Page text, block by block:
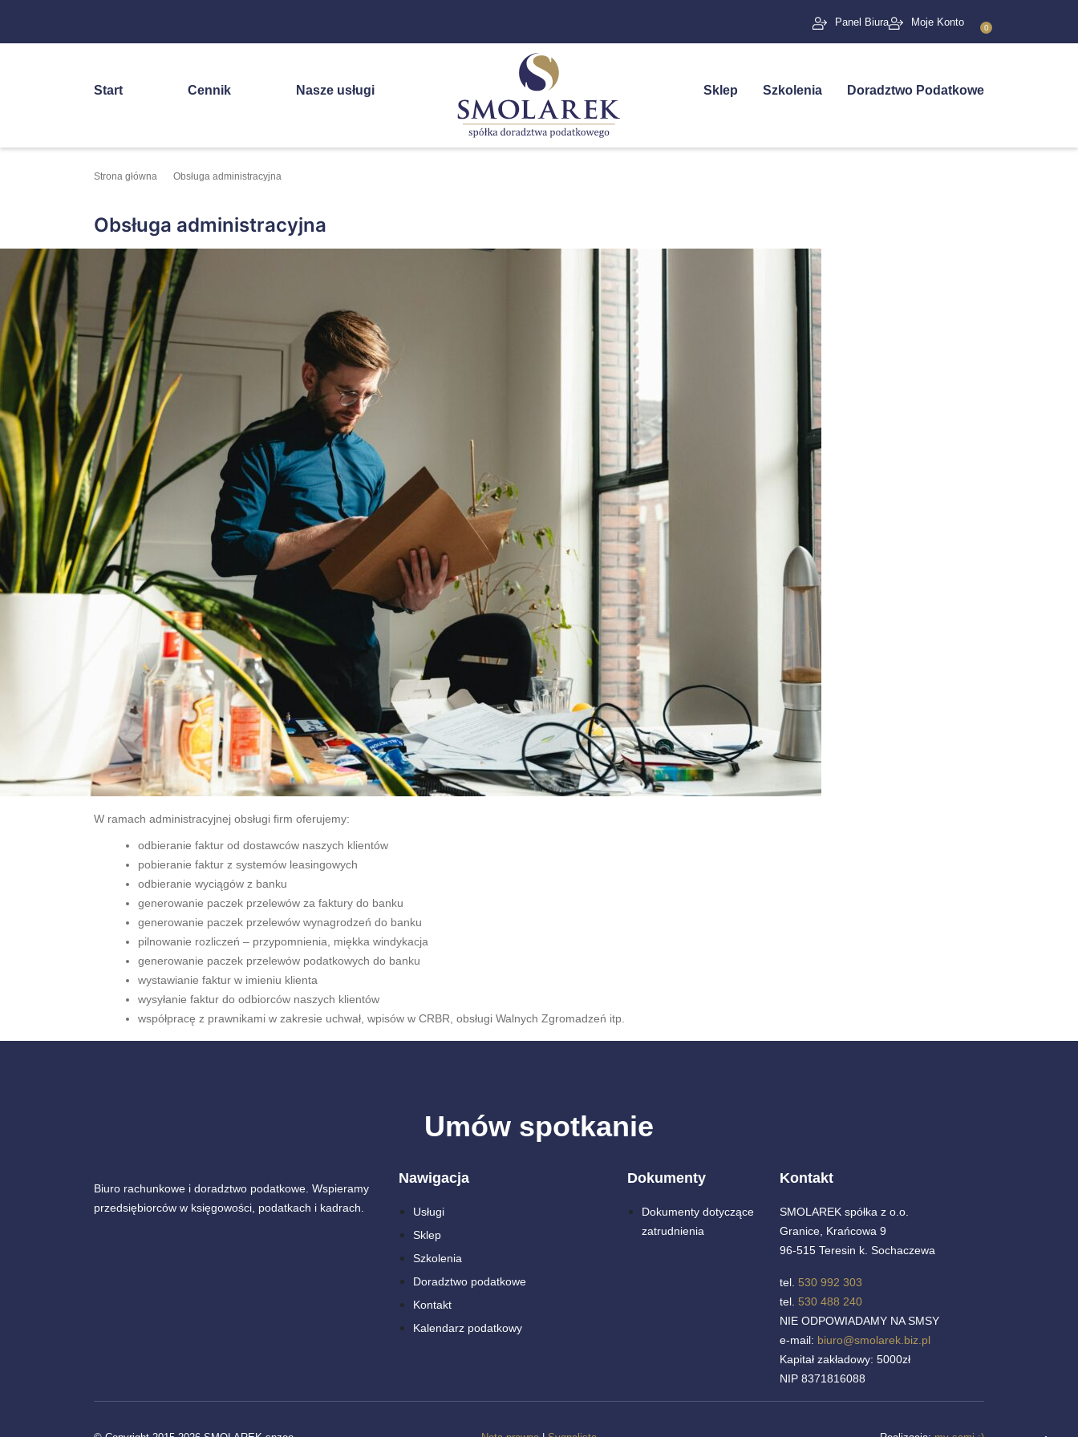
Panel Biura Moje Konto 0
Start Cennik Nasze usługi Sklep Szkolenia Doradztwo Podatkowe
Strona główna Obsługa administracyjna
Obsługa administracyjna
W ramach administracyjnej obsługi firm oferujemy:
odbieranie faktur od dostawców naszych klientów
pobieranie faktur z systemów leasingowych
odbieranie wyciągów z banku
generowanie paczek przelewów za faktury do banku
generowanie paczek przelewów wynagrodzeń do banku
pilnowanie rozliczeń – przypomnienia, miękka windykacja
generowanie paczek przelewów podatkowych do banku
wystawianie faktur w imieniu klienta
wysyłanie faktur do odbiorców naszych klientów
współpracę z prawnikami w zakresie uchwał, wpisów w CRBR, obsługi Walnych Zgromadzeń itp.
Umów spotkanie
Biuro rachunkowe i doradztwo podatkowe. Wspieramy
przedsiębiorców w księgowości, podatkach i kadrach.
Nawigacja
Usługi
Sklep
Szkolenia
Doradztwo podatkowe
Kontakt
Kalendarz podatkowy
Dokumenty
Dokumenty dotyczące
zatrudnienia
Kontakt
SMOLAREK spółka z o.o.
Granice, Krańcowa 9
96-515 Teresin k. Sochaczewa
tel. 530 992 303
tel. 530 488 240
NIE ODPOWIADAMY NA SMSY
e-mail: biuro@smolarek.biz.pl
Kapitał zakładowy: 5000zł
NIP 8371816088